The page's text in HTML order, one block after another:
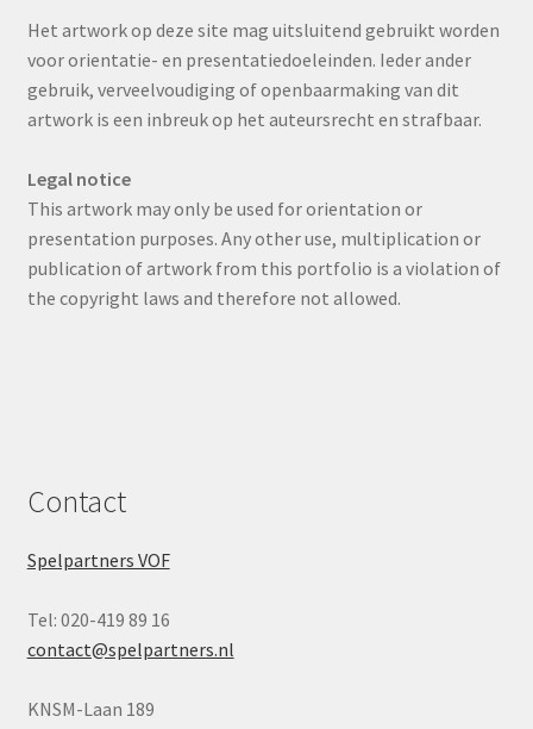
Het artwork op deze site mag uitsluitend gebruikt worden
voor orientatie- en presentatiedoeleinden. Ieder ander
gebruik, verveelvoudiging of openbaarmaking van dit
artwork is een inbreuk op het auteursrecht en strafbaar.
Legal notice
This artwork may only be used for orientation or
presentation purposes. Any other use, multiplication or
publication of artwork from this portfolio is a violation of
the copyright laws and therefore not allowed.
Contact
Spelpartners VOF
Tel: 020-419 89 16
contact@spelpartners.nl
KNSM-Laan 189